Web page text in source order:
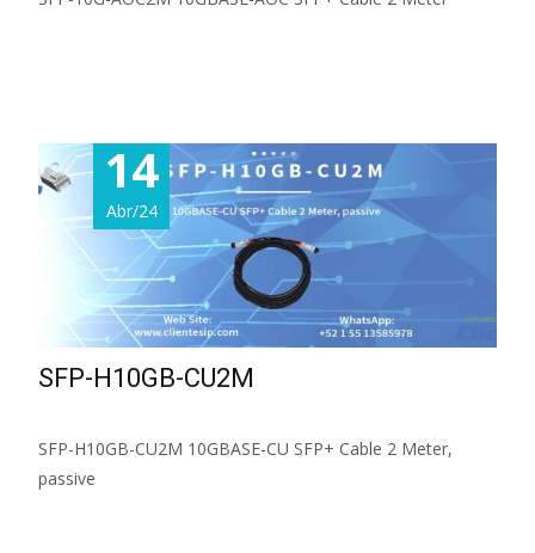
14
Abr/24
SFP-H10GB-CU2M
SFP-H10GB-CU2M 10GBASE-CU SFP+ Cable 2 Meter,
passive